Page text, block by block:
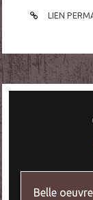
LIEN
Belle